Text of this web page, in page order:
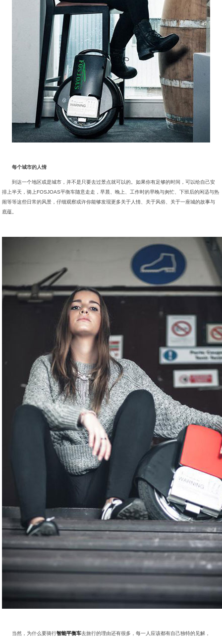
每个城市的人情
到达一个地区或是城市，并不是只要去过景点就可以的。如果你有足够的时间，可以给自己安
排上半天，骑上FOSJOAS平衡车随意走走，早晨、晚上、工作时的早晚与匆忙、下班后的闲适与热
闹等等这些日常的风景，仔细观察或许你能够发现更多关于人情、关于风俗、关于一座城的故事与
底蕴。
当然，为什么要骑行智能平衡车去旅行的理由还有很多，每一人应该都有自己独特的见解，